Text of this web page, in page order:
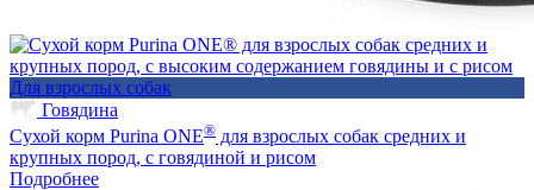
Для взрослых собак
Говядина
Сухой корм Purina ONE® для взрослых собак средних и
крупных пород, с говядиной и рисом
Подробнее